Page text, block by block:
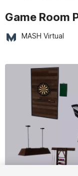
Game Room
MASH Virtual
現在のスライド：1 /